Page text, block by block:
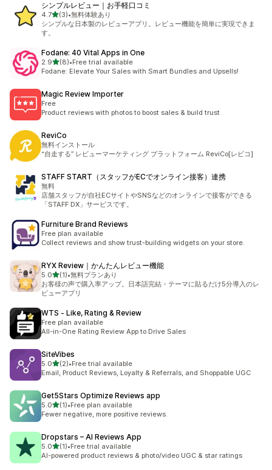
シンプルレビュー｜お手軽口コミ
4.75つ星中
(3)
合計レビュー数：3件
•無料体験あり
シンプルな日本製のレビューアプリ。レビュー機能を簡単に実現できま
す。
Fodane: 40 Vital Apps in One
2.95つ星中
(8)
合計レビュー数：8件
•Free trial available
Fodane: Elevate Your Sales with Smart Bundles and Upsells!
Magic Review Importer
Free
Product reviews with photos to boost sales & build trust
ReviCo
無料インストール
“自走する” レビューマーケティング プラットフォーム ReviCo[レビコ]
STAFF START（スタッフがECでオンライン接客）連携
無料
店舗スタッフが自社ECサイトやSNSなどのオンラインで接客ができる
「STAFF DX」サービスです。
Furniture Brand Reviews
Free plan available
Collect reviews and show trust-building widgets on your store.
RYX Review｜かんたんレビュー機能
5.05つ星中
(1)
合計レビュー数：1件
•無料プランあり
お客様の声で購入率アップ。日本語完結・テーマに貼るだけ5分導入のレ
ビューアプリ
WTS ‑ Like, Rating & Review
Free plan available
All-in-One Rating Review App to Drive Sales
SiteVibes
5.05つ星中
(2)
合計レビュー数：2件
•Free trial available
Email, Product Reviews, Loyalty & Referrals, and Shoppable UGC
Get5Stars Optimize Reviews app
5.05つ星中
(1)
合計レビュー数：1件
•Free plan available
Fewer negative, more positive reviews.
Dropstars – AI Reviews App
5.05つ星中
(1)
合計レビュー数：1件
•Free trial available
AI-powered product reviews & photo/video UGC & star ratings